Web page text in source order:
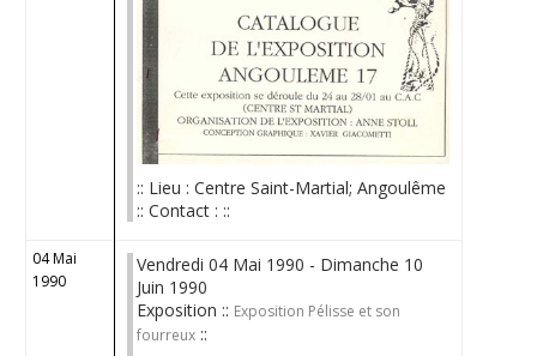
:: Lieu : Centre Saint-Martial; Angoulême
:: Contact : ::
04 Mai
1990
Vendredi 04 Mai 1990 - Dimanche 10
Juin 1990
Exposition :: Exposition Pélisse et son
fourreux ::